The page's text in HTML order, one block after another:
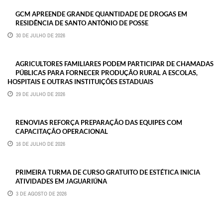
GCM APREENDE GRANDE QUANTIDADE DE DROGAS EM
RESIDÊNCIA DE SANTO ANTÔNIO DE POSSE
30 DE JULHO DE 2026
AGRICULTORES FAMILIARES PODEM PARTICIPAR DE CHAMADAS
PÚBLICAS PARA FORNECER PRODUÇÃO RURAL A ESCOLAS,
HOSPITAIS E OUTRAS INSTITUIÇÕES ESTADUAIS
29 DE JULHO DE 2026
RENOVIAS REFORÇA PREPARAÇÃO DAS EQUIPES COM
CAPACITAÇÃO OPERACIONAL
16 DE JULHO DE 2026
PRIMEIRA TURMA DE CURSO GRATUITO DE ESTÉTICA INICIA
ATIVIDADES EM JAGUARIÚNA
3 DE AGOSTO DE 2026